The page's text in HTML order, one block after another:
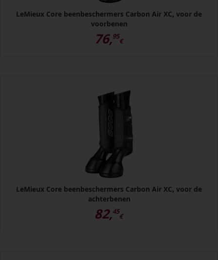
LeMieux Core beenbeschermers Carbon Air XC, voor de
voorbenen
76,95
€
LeMieux Core beenbeschermers Carbon Air XC, voor de
achterbenen
82,45
€